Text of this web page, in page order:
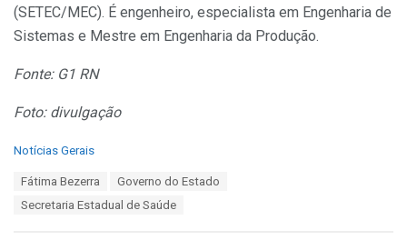
(SETEC/MEC). É engenheiro, especialista em Engenharia de
Sistemas e Mestre em Engenharia da Produção.
Fonte: G1 RN
Foto: divulgação
C
Notícias Gerais
Fátima Bezerra
Governo do Estado
Secretaria Estadual de Saúde